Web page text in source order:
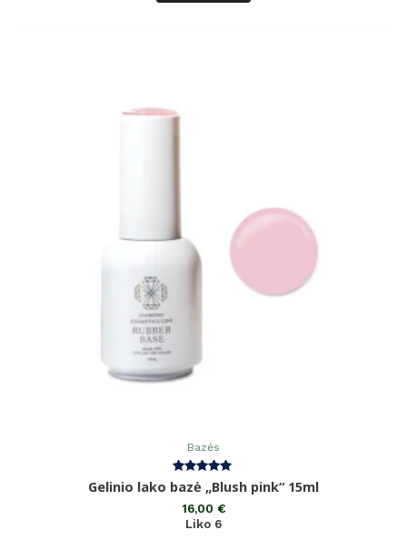
Bazės
Įvertinimas:
5.00
iš 5
Gelinio lako bazė „Blush pink“ 15ml
16,00 €
Liko 6